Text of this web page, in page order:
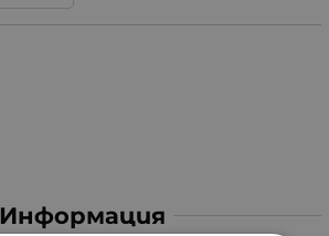
Информация